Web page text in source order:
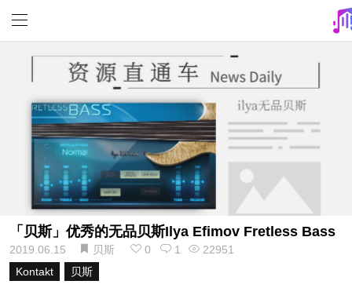
「贝斯」优秀的无品贝斯Ilya Efimov Fretless Bass
2019.06.15 贝斯 0 1
22951
Kontakt
贝斯